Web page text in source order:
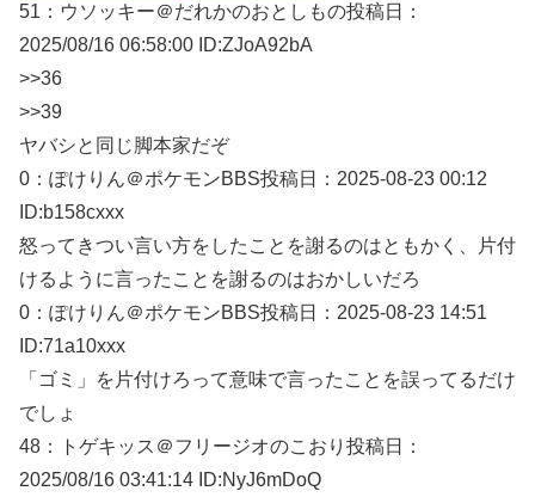
51： ウソッキー＠だれかのおとしもの投稿日：
2025/08/16 06:58:00 ID:ZJoA92bA
>>36
>>39
ヤバシと同じ脚本家だぞ
0： ぽけりん＠ポケモンBBS投稿日：2025-08-23 00:12
ID:b158cxxx
怒ってきつい言い方をしたことを謝るのはともかく、片付
けるように言ったことを謝るのはおかしいだろ
0： ぽけりん＠ポケモンBBS投稿日：2025-08-23 14:51
ID:71a10xxx
「ゴミ」を片付けろって意味で言ったことを誤ってるだけ
でしょ
48：
トゲキッス＠フリージオのこおり 投稿日：
2025/08/16 03:41:14 ID:NyJ6mDoQ